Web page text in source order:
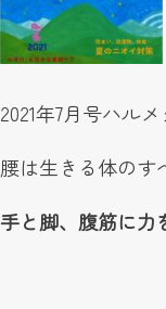
2021年7月号ハルメ
腰は生きる体のす
手と脚、腹筋に力